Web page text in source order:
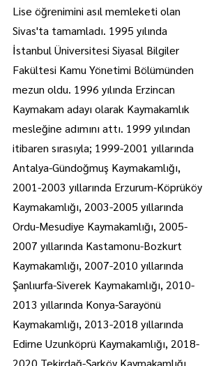
Lise öğrenimini asıl memleketi olan
Sivas'ta tamamladı. 1995 yılında
İstanbul Üniversitesi Siyasal Bilgiler
Fakültesi Kamu Yönetimi Bölümünden
mezun oldu. 1996 yılında Erzincan
Kaymakam adayı olarak Kaymakamlık
mesleğine adımını attı. 1999 yılından
itibaren sırasıyla; 1999-2001 yıllarında
Antalya-Gündoğmuş Kaymakamlığı,
2001-2003 yıllarında Erzurum-Köprüköy
Kaymakamlığı, 2003-2005 yıllarında
Ordu-Mesudiye Kaymakamlığı, 2005-
2007 yıllarında Kastamonu-Bozkurt
Kaymakamlığı, 2007-2010 yıllarında
Şanlıurfa-Siverek Kaymakamlığı, 2010-
2013 yıllarında Konya-Sarayönü
Kaymakamlığı, 2013-2018 yıllarında
Edirne Uzunköprü Kaymakamlığı, 2018-